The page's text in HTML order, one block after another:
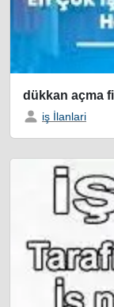
dükkan açma
iş İlanlari